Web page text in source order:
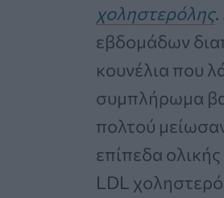
χοληστερόλης.
εβδομάδων
κουνέλια που
συμπλήρωμα
πολτού
επίπεδα
LDL